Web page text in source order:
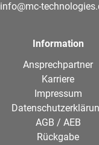
info@mc-
Information
Ansprechpartner
Karriere
Impressum
AGB / AEB
Rückgabe